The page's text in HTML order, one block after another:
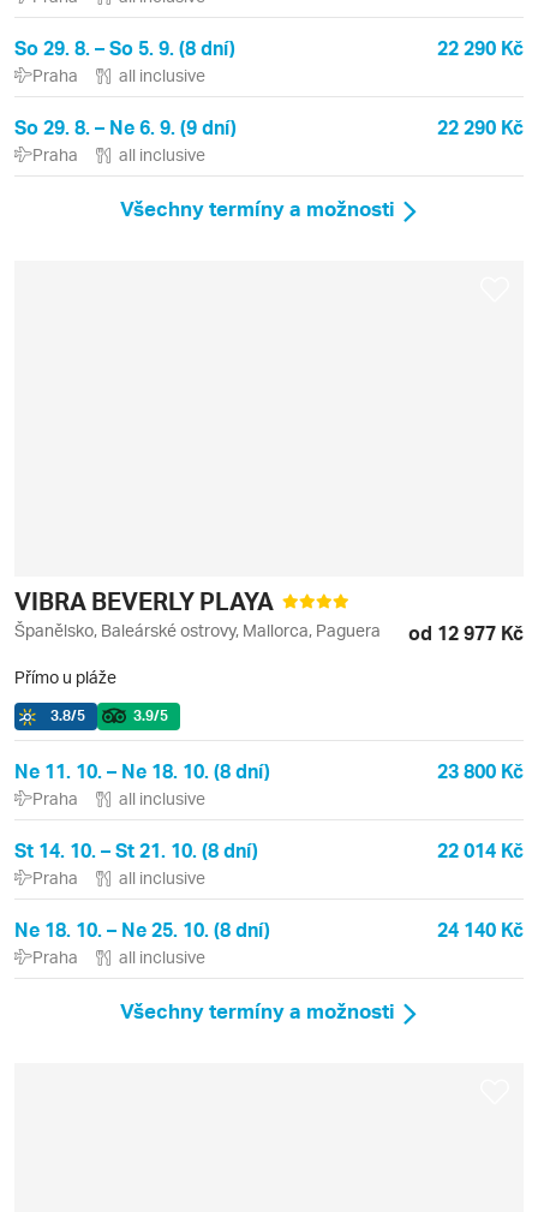
So 29. 8. – So 5. 9. (8 dní) 22 290 Kč
Praha all inclusive
So 29. 8. – Ne 6. 9. (9 dní) 22 290 Kč
Praha all inclusive
Všechny termíny a možnosti
VIBRA BEVERLY PLAYA
Španělsko, Baleárské ostrovy, Mallorca, Paguera od 12 977 Kč
Přímo u pláže
3.8/5 3.9/5
Ne 11. 10. – Ne 18. 10. (8 dní) 23 800 Kč
Praha all inclusive
St 14. 10. – St 21. 10. (8 dní) 22 014 Kč
Praha all inclusive
Ne 18. 10. – Ne 25. 10. (8 dní) 24 140 Kč
Praha all inclusive
Všechny termíny a možnosti